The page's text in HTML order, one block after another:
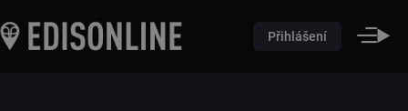
Přihlášení